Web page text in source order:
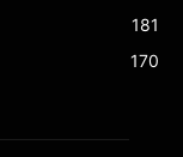
181
170